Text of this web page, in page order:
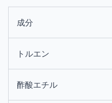
成分
トルエン
酢酸エチル